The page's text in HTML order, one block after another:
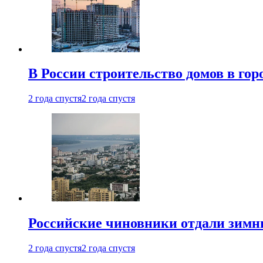
В России строительство домов в
2 года спустя2 года спустя
Российские чиновники отдали
2 года спустя2 года спустя